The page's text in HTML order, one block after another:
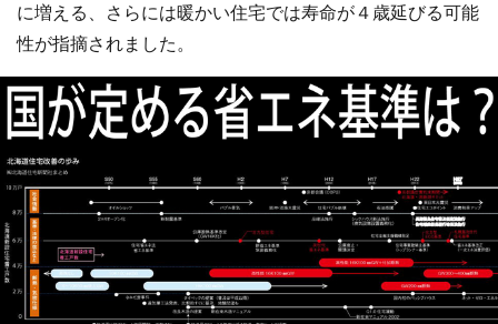
に増える、さらには暖かい住宅では寿命が４歳延びる可能
性が指摘されました。